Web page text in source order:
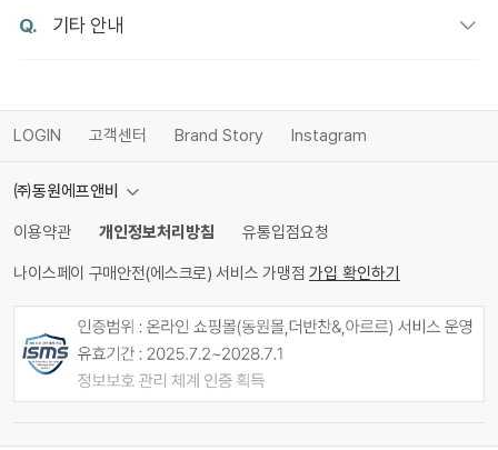
공유하기
카카오톡 SMS URL 복사
Q. 기타 안내
LOGIN 고객센터 Brand Story Instagram
㈜동원에프앤비
이용약관 개인정보처리방침 유통입점요청
나이스페이 구매안전(에스크로) 서비스 가맹점 가입 확인하기